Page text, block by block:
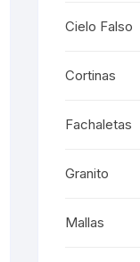
Cielo Falso
Cortinas
Fachaletas
Granito
Mallas